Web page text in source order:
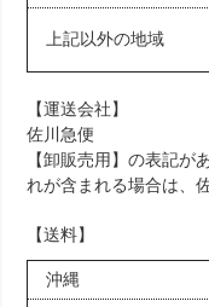
上記以外の地域
【運送会社】
佐川急便
【卸販売用】の表記が
れが含まれる場合は、
【送料】
沖縄